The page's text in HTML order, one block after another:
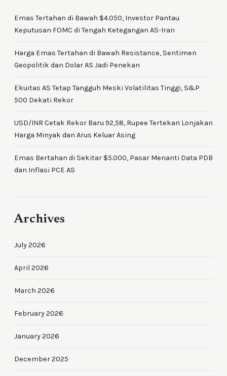
Emas Tertahan di Bawah $4.050, Investor Pantau
Keputusan FOMC di Tengah Ketegangan AS-Iran
Harga Emas Tertahan di Bawah Resistance, Sentimen
Geopolitik dan Dolar AS Jadi Penekan
Ekuitas AS Tetap Tangguh Meski Volatilitas Tinggi, S&P
500 Dekati Rekor
USD/INR Cetak Rekor Baru 92,58, Rupee Tertekan Lonjakan
Harga Minyak dan Arus Keluar Asing
Emas Bertahan di Sekitar $5.000, Pasar Menanti Data PDB
dan Inflasi PCE AS
Archives
July 2026
April 2026
March 2026
February 2026
January 2026
December 2025